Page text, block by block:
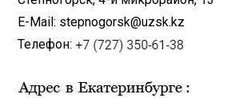
E-Mail: stepnogorsk@uzsk.kz
Телефон: